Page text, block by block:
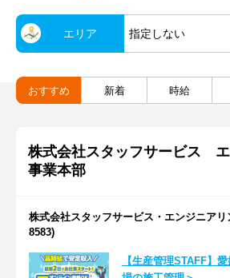
エリア 指定しない
おすすめ 新着 時給
株式会社スタッフサービス
事業本部
株式会社スタッフサービス・エンジニア
8583)
【生産管理STAFF】